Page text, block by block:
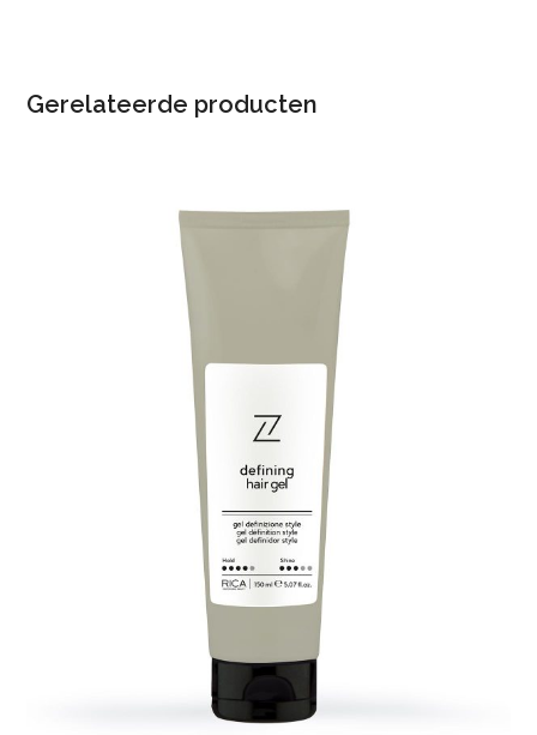
Gerelateerde producten